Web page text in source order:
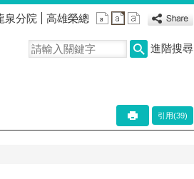
泉分院 高雄榮總
進階搜尋
引用(39)